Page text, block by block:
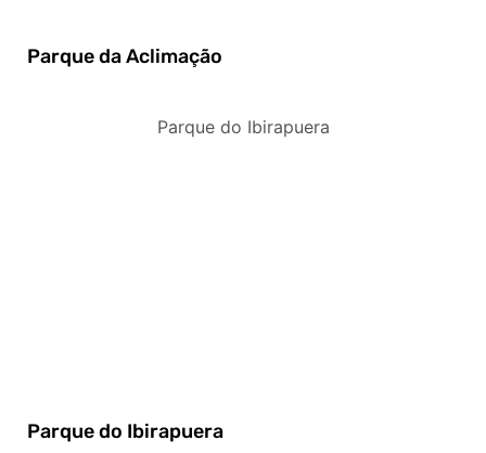
Parque da Aclimação
Parque do Ibirapuera
Parque do Ibirapuera